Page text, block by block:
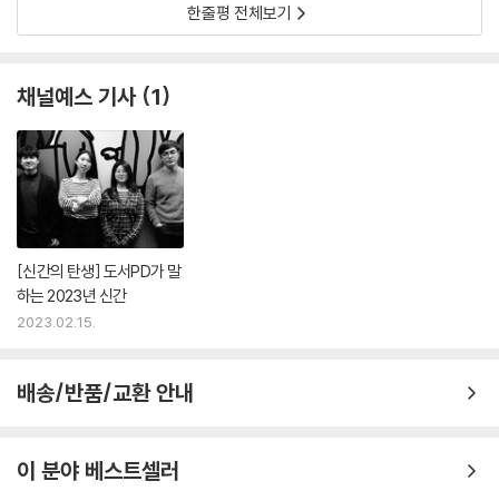
한줄평 전체보기
채널예스 기사 1
[신간의 탄생] 도서PD가 말
하는 2023년 신간
2023.02.15.
배송/반품/교환 안내
이 분야 베스트셀러